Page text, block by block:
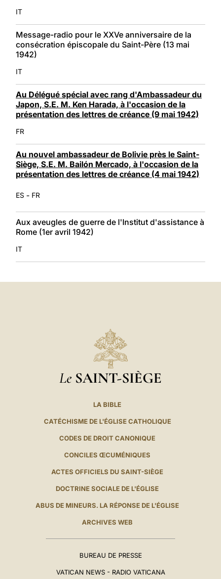
IT
Message-radio pour le XXVe anniversaire de la
consécration épiscopale du Saint-Père (13 mai
1942)
IT
Au Délégué spécial avec rang d'Ambassadeur du
Japon, S.E. M. Ken Harada, à l'occasion de la
présentation des lettres de créance (9 mai 1942)
FR
Au nouvel ambassadeur de Bolivie près le Saint-
Siège, S.E. M. Bailón Mercado, à l'occasion de la
présentation des lettres de créance (4 mai 1942)
ES - FR
Aux aveugles de guerre de l'Institut d'assistance à
Rome (1er avril 1942)
IT
Le SAINT-SIÈGE
LA BIBLE
CATÉCHISME DE L'ÉGLISE CATHOLIQUE
CODES DE DROIT CANONIQUE
CONCILES ŒCUMÉNIQUES
ACTES OFFICIELS DU SAINT-SIÈGE
DOCTRINE SOCIALE DE L'ÉGLISE
ABUS DE MINEURS. LA RÉPONSE DE L'ÉGLISE
ARCHIVES WEB
BUREAU DE PRESSE
VATICAN NEWS - RADIO VATICANA